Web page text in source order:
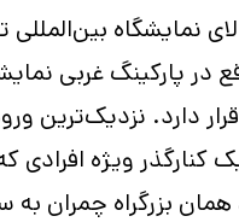
نمایشگاه
دارد. نزدیک‌ترین
ویژه افرادی
همان بزرگراه چمران